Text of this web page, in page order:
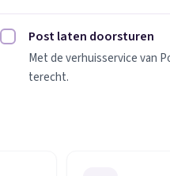
Post laten doorsturen afvinken
Post laten doorsturen
Met de verhuisservice van
terecht.